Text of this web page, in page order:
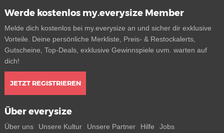
Werde kostenlos my.everysize Member
Melde dich kostenlos bei my.everysize an und sicher dir exklusive
Vorteile. Deine persönliche Merkliste, Preis- & Restockalerts,
Gutscheine, Top-Deals, exklusive Gewinnspiele uvm. warten auf
dich!
JETZT REGISTRIEREN
Über everysize
Über uns Unsere Kultur Unsere Partner Hilfe
Jobs